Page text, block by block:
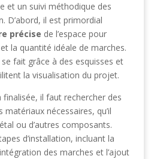
et un suivi méthodique des
D’abord, il est primordial
précise de l’espace pour
la quantité idéale de marches.
fait grâce à des esquisses et
la visualisation du projet.
il faut rechercher des
matériaux nécessaires, qu’il
ou d’autres composants.
d’installation, incluant la
des marches et l’ajout